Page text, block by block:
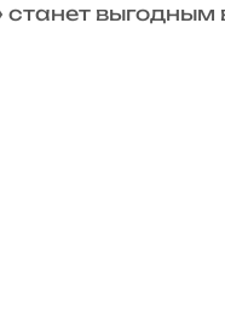
станет